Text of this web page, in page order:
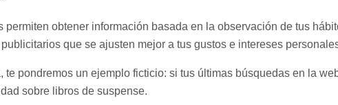
obtener información basada en la observación de tus
que se ajusten mejor a tus gustos e intereses
pondremos un ejemplo ficticio: si tus últimas búsquedas en la
sobre libros de suspense.